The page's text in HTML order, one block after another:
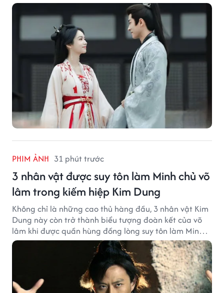
PHIM ẢNH 31 phút trước
3 nhân vật được suy tôn làm Minh chủ võ
lâm trong kiếm hiệp Kim Dung
Không chỉ là những cao thủ hàng đầu, 3 nhân vật Kim
Dung này còn trở thành biểu tượng đoàn kết của võ
lâm khi được quần hùng đồng lòng suy tôn làm Minh
chủ.